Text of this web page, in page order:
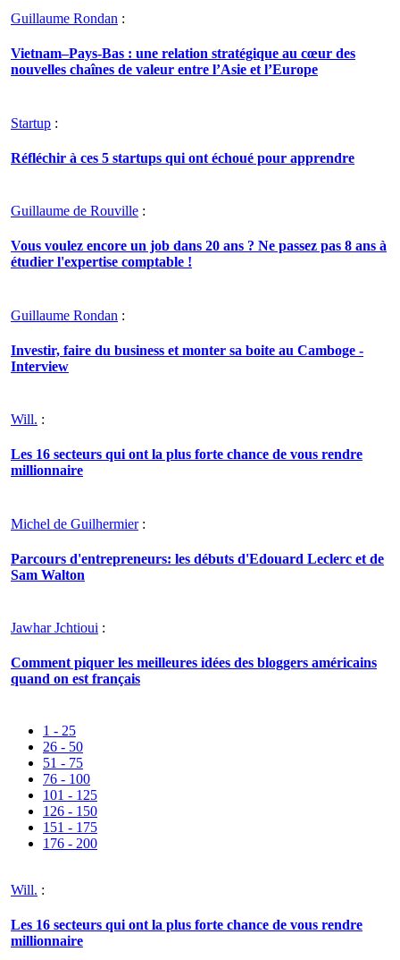
Guillaume Rondan :
Vietnam–Pays-Bas : une relation stratégique au cœur des
nouvelles chaînes de valeur entre l’Asie et l’Europe
Startup :
Réfléchir à ces 5 startups qui ont échoué pour apprendre
Guillaume de Rouville :
Vous voulez encore un job dans 20 ans ? Ne passez pas 8 ans à
étudier l'expertise comptable !
Guillaume Rondan :
Investir, faire du business et monter sa boite au Camboge -
Interview
Will. :
Les 16 secteurs qui ont la plus forte chance de vous rendre
millionnaire
Michel de Guilhermier:
Parcours d'entrepreneurs: les débuts d'Edouard Leclerc et de
Sam Walton
Jawhar Jchtioui :
Comment piquer les meilleures idées des bloggers américains
quand on est français
1 - 25
26 - 50
51 - 75
76 - 100
101 - 125
126 - 150
151 - 175
176 - 200
Will. :
Les 16 secteurs qui ont la plus forte chance de vous rendre
millionnaire